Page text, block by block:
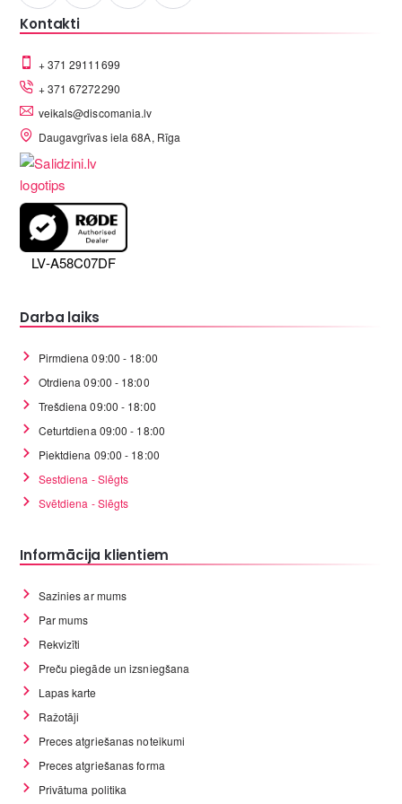
Kontakti
+ 371 29111699
+ 371 67272290
veikals@discomania.lv
Daugavgrīvas iela 68A, Rīga
LV-A58C07DF
Darba laiks
Pirmdiena 09:00 - 18:00
Otrdiena 09:00 - 18:00
Trešdiena 09:00 - 18:00
Ceturtdiena 09:00 - 18:00
Piektdiena 09:00 - 18:00
Sestdiena - Slēgts
Svētdiena - Slēgts
Informācija klientiem
Sazinies ar mums
Par mums
Rekvizīti
Preču piegāde un izsniegšana
Lapas karte
Ražotāji
Preces atgriešanas noteikumi
Preces atgriešanas forma
Privātuma politika